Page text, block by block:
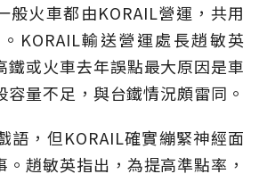
般火車都由KORAIL營運，共用
KORAIL輸送營運處長趙敏英
鐵或火車去年誤點最大原因是車
量不足，與台鐵情況頗雷同。
語，但KORAIL確實繃緊神經面
。趙敏英指出，為提高準點率，